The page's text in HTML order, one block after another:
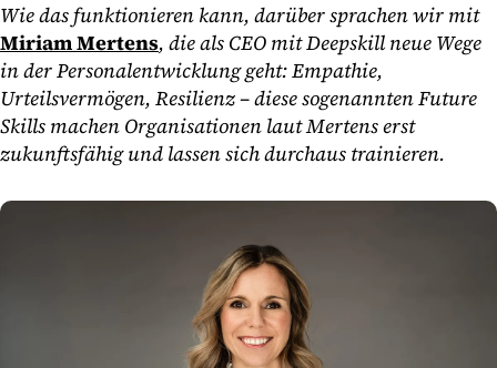
Wie das funktionieren kann, darüber sprachen wir mit
Miriam Mertens, die als CEO mit Deepskill neue Wege
in der Personalentwicklung geht: Empathie,
Urteilsvermögen, Resilienz – diese sogenannten Future
Skills machen Organisationen laut Mertens erst
zukunftsfähig und lassen sich durchaus trainieren.